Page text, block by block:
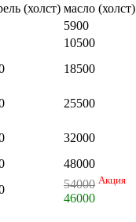
(холст) масло (холст)
5900
10500
18500
25500
32000
48000
54000 Акция
46000